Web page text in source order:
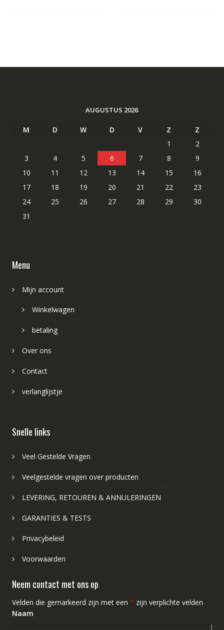
AUGUSTUS 2026
M D W D V Z
Z
1
2
3
4 5 6 7 8
9
10
11 12 13 14 15
16
17
18 19 20 21 22
23
24
25 26 27 28 29
30
31
Menu
Mijn account
Winkelwagen
betaling
Over ons
Contact
verlanglijstje
Snelle links
Veel Gestelde Vragen
Veelgestelde vragen over producten
LEVERING, RETOUREN & ANNULERINGEN
GARANTIES & TESTS
Privacybeleid
Voorwaarden
Neem contact met ons op
Velden die gemarkeerd zijn met een * zijn verplichte velden
Naam